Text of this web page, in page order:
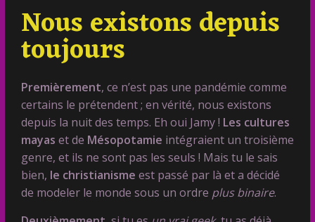
Nous existons depuis
toujours
Premièrement, ce n’est pas une pandémie comme
certains le prétendent ; en vérité, nous existons
depuis la nuit des temps. Eh oui Jamy ! Les cultures
mayas et de Mésopotamie intégraient un troisième
genre, et ils ne sont pas les seuls ! Mais tu le sais
bien, le christianisme est passé par là et a décidé
de modeler le monde sous un ordre plus binaire.